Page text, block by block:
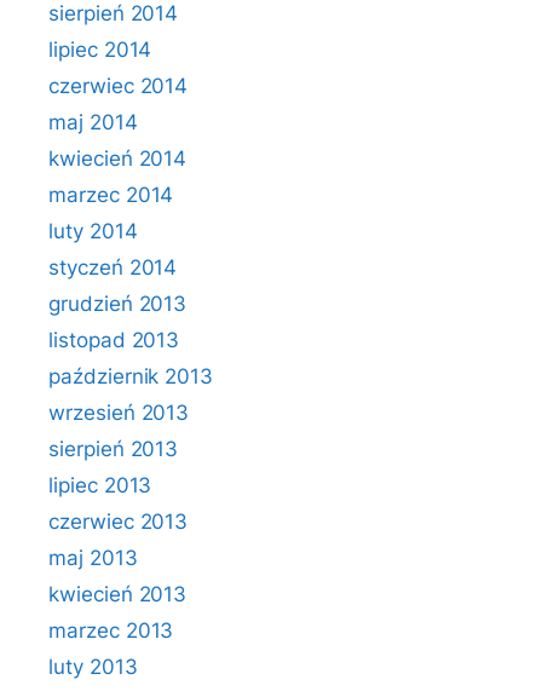
sierpień 2014
lipiec 2014
czerwiec 2014
maj 2014
kwiecień 2014
marzec 2014
luty 2014
styczeń 2014
grudzień 2013
listopad 2013
październik 2013
wrzesień 2013
sierpień 2013
lipiec 2013
czerwiec 2013
maj 2013
kwiecień 2013
marzec 2013
luty 2013